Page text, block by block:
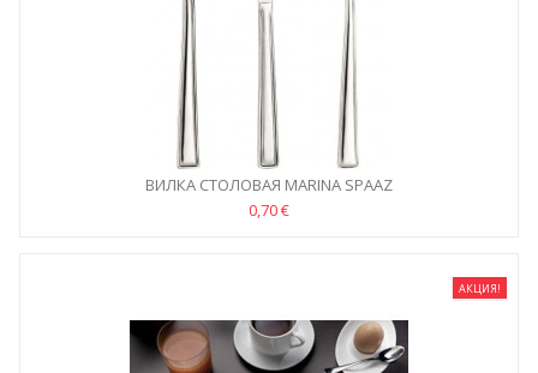
ВИЛКА СТОЛОВАЯ MARINA SPAAZ
0,70 €
АКЦИЯ!